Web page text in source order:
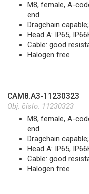
M8, female, A-
end
Dragchain
Head A: IP65,
Cable: good
Halogen free
CAM8.A3-11230323
Obj. číslo: 11230323
M8, female, A-
end
Dragchain
Head A: IP65,
Cable: good
Halogen free